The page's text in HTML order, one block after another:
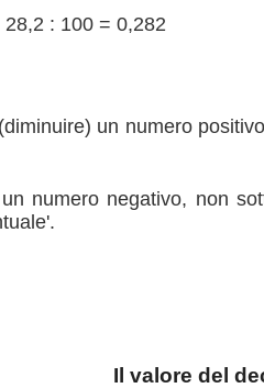
: 100 = 0,282
un numero
numero negativo, non
Il valore del